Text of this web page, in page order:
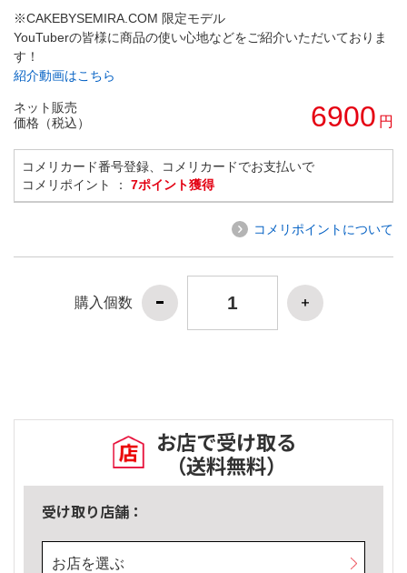
※CAKEBYSEMIRA.COM 限定モデル
YouTuberの皆様に商品の使い心地などをご紹介いただいておりま
す！
紹介動画はこちら
ネット販売
価格（税込）
6900 円
コメリカード番号登録、コメリカードでお支払いで
コメリポイント ： 7ポイント獲得
コメリポイントについて
購入個数
お店で受け取る
（送料無料）
受け取り店舗：
お店を選ぶ